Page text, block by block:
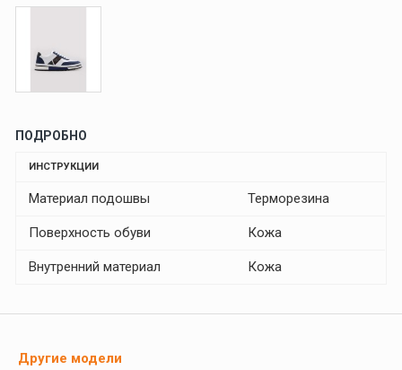
ПОДРОБНО
ИНСТРУКЦИИ
Материал подошвы Терморезина
Поверхность обуви Кожа
Внутренний материал Кожа
Другие модели